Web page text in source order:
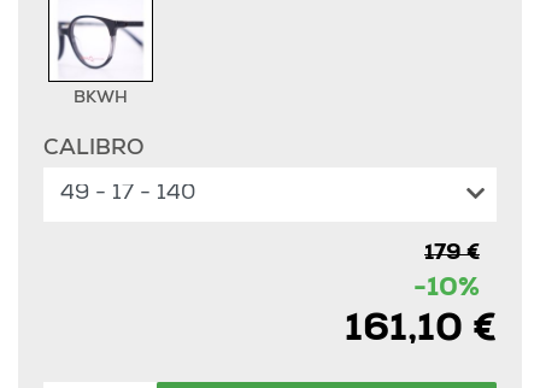
BKWH
CALIBRO
179 €
-10%
161,10 €